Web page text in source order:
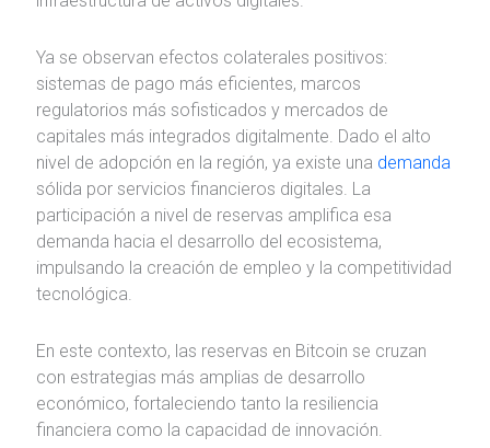
Ya se observan efectos colaterales positivos:
sistemas de pago más eficientes, marcos
regulatorios más sofisticados y mercados de
capitales más integrados digitalmente. Dado el alto
nivel de adopción en la región, ya existe una demanda
sólida por servicios financieros digitales. La
participación a nivel de reservas amplifica esa
demanda hacia el desarrollo del ecosistema,
impulsando la creación de empleo y la competitividad
tecnológica.
En este contexto, las reservas en Bitcoin se cruzan
con estrategias más amplias de desarrollo
económico, fortaleciendo tanto la resiliencia
financiera como la capacidad de innovación.